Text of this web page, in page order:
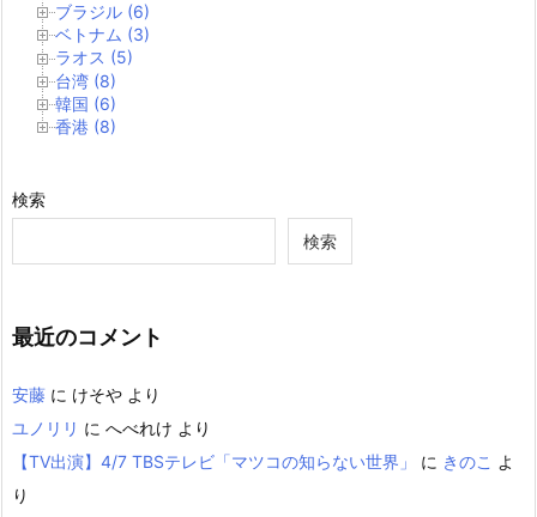
ブラジル (6)
ベトナム (3)
ラオス (5)
台湾 (8)
韓国 (6)
香港 (8)
検索
検索
最近のコメント
安藤 に けそや より
ユノリリ に へべれけ より
【TV出演】4/7 TBSテレビ「マツコの知らない世界」
に きのこ よ
り